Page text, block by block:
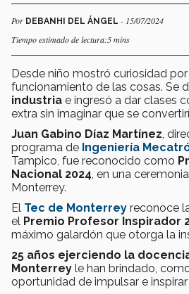
Por DEBANHI DEL ÁNGEL - 15/07/2024
Tiempo estimado de lectura:5 mins
Desde niño mostró curiosidad por
funcionamiento de las cosas. Se
industria e ingresó a dar clases
extra sin imaginar que se
Juan Gabino Díaz Martínez ,
programa de Ingeniería
Tampico, fue reconocido como
Nacional 2024 , en una
Monterrey.
El Tec de Monterrey reconoce
el Premio Profesor Inspirador
máximo galardón que otorga la
25 años ejerciendo la
Monterrey le han brindado,
oportunidad de impulsar e